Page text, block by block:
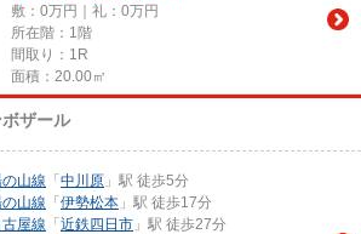
敷：0万円｜礼：0万円
所在階：1階
間取り：1R
面積：20.00㎡
ボザール
山線 「 中川原 」駅 徒歩5分
山線 「 伊勢松本 」駅 徒歩17分
屋線 「 近鉄四日市 」駅 徒歩27分